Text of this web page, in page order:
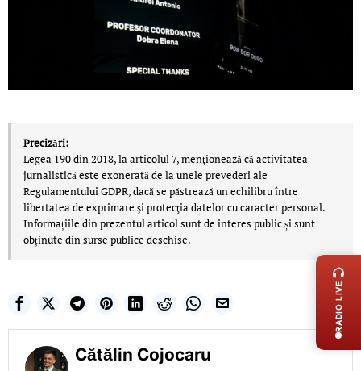
Precizări:
Legea 190 din 2018, la articolul 7, menţionează că activitatea
jurnalistică este exonerată de la unele prevederi ale
Regulamentului GDPR, dacă se păstrează un echilibru între
libertatea de exprimare şi protecţia datelor cu caracter personal.
Informațiile din prezentul articol sunt de interes public și sunt
obținute din surse publice deschise.
Cătălin Cojocaru
RADIO LIVE